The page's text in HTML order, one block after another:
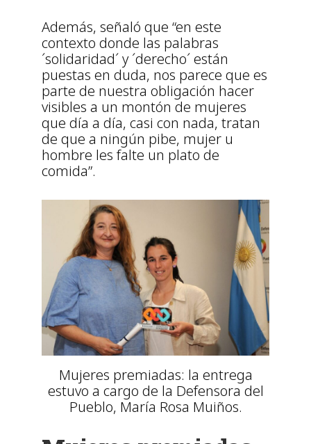
Además, señaló que “en este
contexto donde las palabras
´solidaridad´ y ´derecho´ están
puestas en duda, nos parece que es
parte de nuestra obligación hacer
visibles a un montón de mujeres
que día a día, casi con nada, tratan
de que a ningún pibe, mujer u
hombre les falte un plato de
comida”.
Mujeres premiadas: la entrega
estuvo a cargo de la Defensora del
Pueblo, María Rosa Muiños.